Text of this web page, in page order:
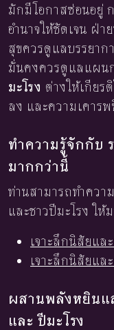
มักมีโอกาสซ่อนอยู่
อำนาจให้ชัดเจน ฝ่
สุขควรดูแลบรรยาก
มั่นคงควรดูแลแผนก
มะโรง ต่างให้เกีย
ลง และความเคาร
ทำความรู้จักกับ
มากกว่านี้
ท่านสามารถทำควา
และชาวปีมะโรง ใ
เจาะลึกนิสัยแล
เจาะลึกนิสัยแล
ผสานพลังหยินแ
และ ปีมะโรง